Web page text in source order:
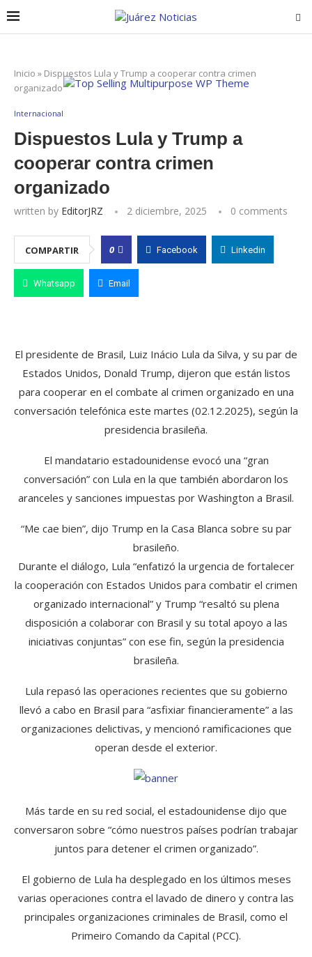
Inicio » Dispuestos Lula y Trump a cooperar contra crimen
organizado
Internacional
Dispuestos Lula y Trump a
cooperar contra crimen
organizado
written by EditorJRZ 2 diciembre, 2025 0 comments
COMPARTIR 0 Facebook Linkedin
Whatsapp Email
El presidente de Brasil, Luiz Inácio Lula da Silva, y su par de
Estados Unidos, Donald Trump, dijeron que están listos
para cooperar en el combate al crimen organizado en una
conversación telefónica este martes (02.12.2025), según la
presidencia brasileña.
El mandatario estadounidense evocó una “gran
conversación” con Lula en la que también abordaron los
aranceles y sanciones impuestas por Washington a Brasil.
“Me cae bien”, dijo Trump en la Casa Blanca sobre su par
brasileño.
Durante el diálogo, Lula “enfatizó la urgencia de fortalecer
la cooperación con Estados Unidos para combatir el crimen
organizado internacional” y Trump “resaltó su plena
disposición a colaborar con Brasil y su total apoyo a las
iniciativas conjuntas” con ese fin, según la presidencia
brasileña.
Lula repasó las operaciones recientes que su gobierno
llevó a cabo en Brasil para “asfixiar financieramente” a las
organizaciones delictivas, y mencionó ramificaciones que
operan desde el exterior.
Más tarde en su red social, el estadounidense dijo que
conversaron sobre “cómo nuestros países podrían trabajar
juntos para detener el crimen organizado”.
El gobierno de Lula ha desplegado en los últimos meses
varias operaciones contra el lavado de dinero y contra las
principales organizaciones criminales de Brasil, como el
Primeiro Comando da Capital (PCC).